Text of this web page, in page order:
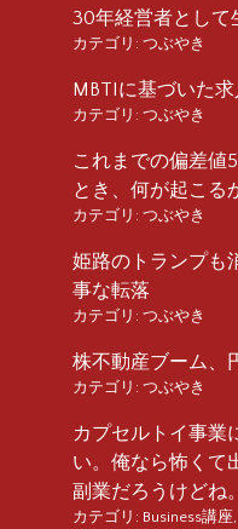
30年経営者として
カテゴリ: つぶやき
MBTIに基づいた
カテゴリ: つぶやき
これまでの偏差値
とき、何が起こる
カテゴリ: つぶやき
姫路のトランプも
事な転落
カテゴリ: つぶやき
株不動産ブーム、
カテゴリ: つぶやき
カプセルトイ事業
い。俺なら怖くて
副業だろうけどね。
カテゴリ: Business講座